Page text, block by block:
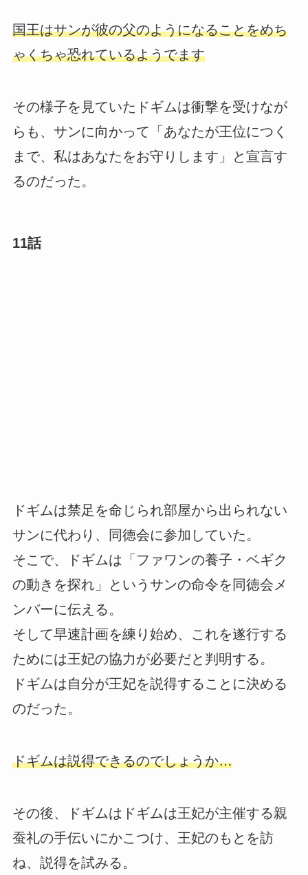
国王はサンが彼の父のようになることをめち
ゃくちゃ恐れているようでます
その様子を見ていたドギムは衝撃を受けなが
らも、サンに向かって「あなたが王位につく
まで、私はあなたをお守りします」と宣言す
るのだった。
11話
ドギムは禁足を命じられ部屋から出られない
サンに代わり、同徳会に参加していた。
そこで、ドギムは「ファワンの養子・ベギク
の動きを探れ」というサンの命令を同徳会メ
ンバーに伝える。
そして早速計画を練り始め、これを遂行する
ためには王妃の協力が必要だと判明する。
ドギムは自分が王妃を説得することに決める
のだった。
ドギムは説得できるのでしょうか…
その後、ドギムはドギムは王妃が主催する親
蚕礼の手伝いにかこつけ、王妃のもとを訪
ね、説得を試みる。